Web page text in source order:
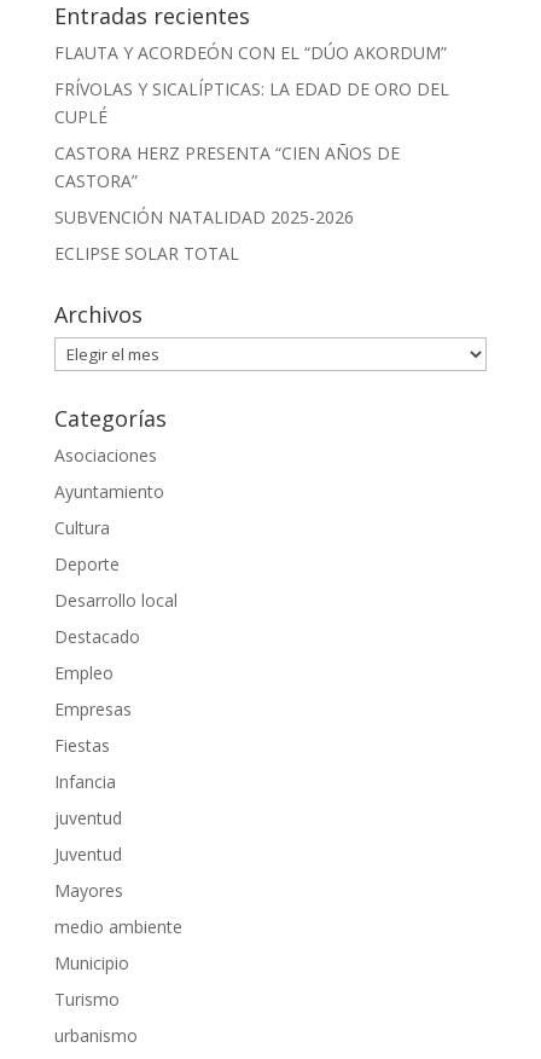
Entradas recientes
FLAUTA Y ACORDEÓN CON EL “DÚO AKORDUM”
FRÍVOLAS Y SICALÍPTICAS: LA EDAD DE ORO DEL
CUPLÉ
CASTORA HERZ PRESENTA “CIEN AÑOS DE
CASTORA”
SUBVENCIÓN NATALIDAD 2025-2026
ECLIPSE SOLAR TOTAL
Archivos
Archivos
Categorías
Asociaciones
Ayuntamiento
Cultura
Deporte
Desarrollo local
Destacado
Empleo
Empresas
Fiestas
Infancia
juventud
Juventud
Mayores
medio ambiente
Municipio
Turismo
urbanismo